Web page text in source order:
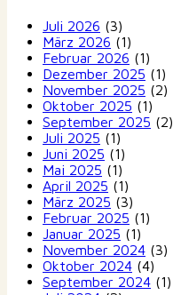
Juli 2026 (3)
März 2026 (1)
Februar 2026 (1)
Dezember 2025 (1)
November 2025 (2)
Oktober 2025 (1)
September 2025 (2)
Juli 2025 (1)
Juni 2025 (1)
Mai 2025 (1)
April 2025 (1)
März 2025 (3)
Februar 2025 (1)
Januar 2025 (1)
November 2024 (3)
Oktober 2024 (4)
September 2024 (1)